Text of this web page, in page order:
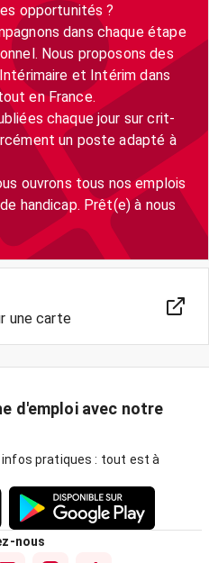
opportunités ?
dans chaque étape
Nous proposons des
et Intérim dans
en France.
chaque jour sur crit-
un poste adapté à
ouvrons tous nos emplois
handicap. Prêt(e) à nous
une carte
d'emploi avec notre
pratiques : tout est à
nous